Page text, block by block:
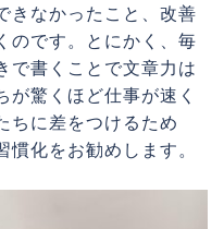
きなかったこと、改善
のです。とにかく、毎
で書くことで文章力は
が驚くほど仕事が速く
ちに差をつけるため
化をお勧めします。